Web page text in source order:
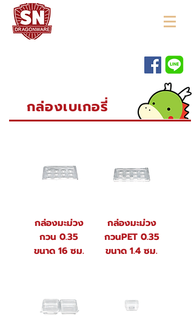
กล่องมะม่วง
กวน 0.35
ขนาด 16 ซม.
กล่องมะม่วง
กวนPET 0.35
ขนาด 1.4 ซม.
กล่องเบเกอรี่